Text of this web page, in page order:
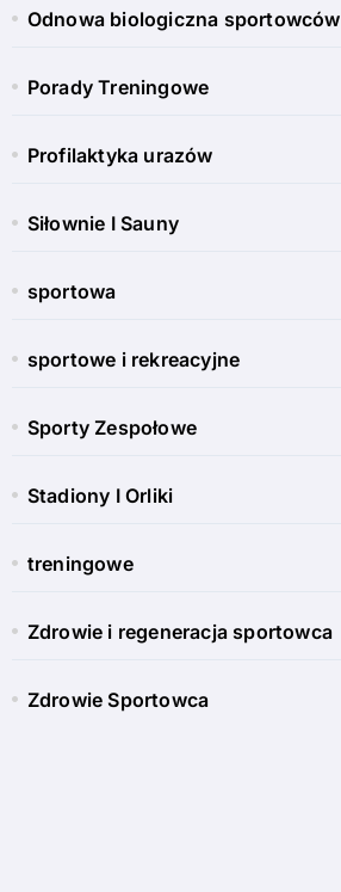
Odnowa biologiczna sportowców
Porady Treningowe
Profilaktyka urazów
Siłownie I Sauny
sportowa
sportowe i rekreacyjne
Sporty Zespołowe
Stadiony I Orliki
treningowe
Zdrowie i regeneracja sportowca
Zdrowie Sportowca